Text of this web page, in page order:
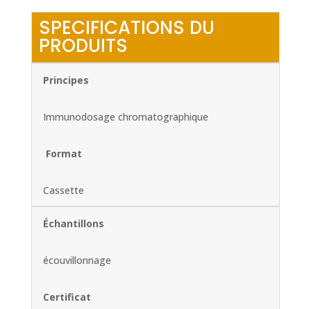
SPECIFICATIONS DU
PRODUITS
Principes
Immunodosage chromatographique
Format
Cassette
Échantillons
écouvillonnage
Certificat